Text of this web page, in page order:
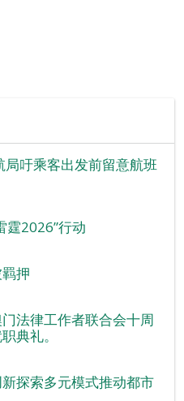
吁乘客出发前留意航班
霆2026”行动
押
法律工作者联合会十周
典礼。
探索多元模式推动都市